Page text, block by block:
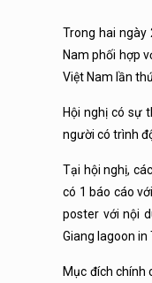
Trong hai ngày
Nam phối hợp
Việt Nam lần
Hội nghị có sự
người có trình
Tại hội nghị,
có 1 báo cáo
poster với nội
Giang lagoon in
Mục đích chính